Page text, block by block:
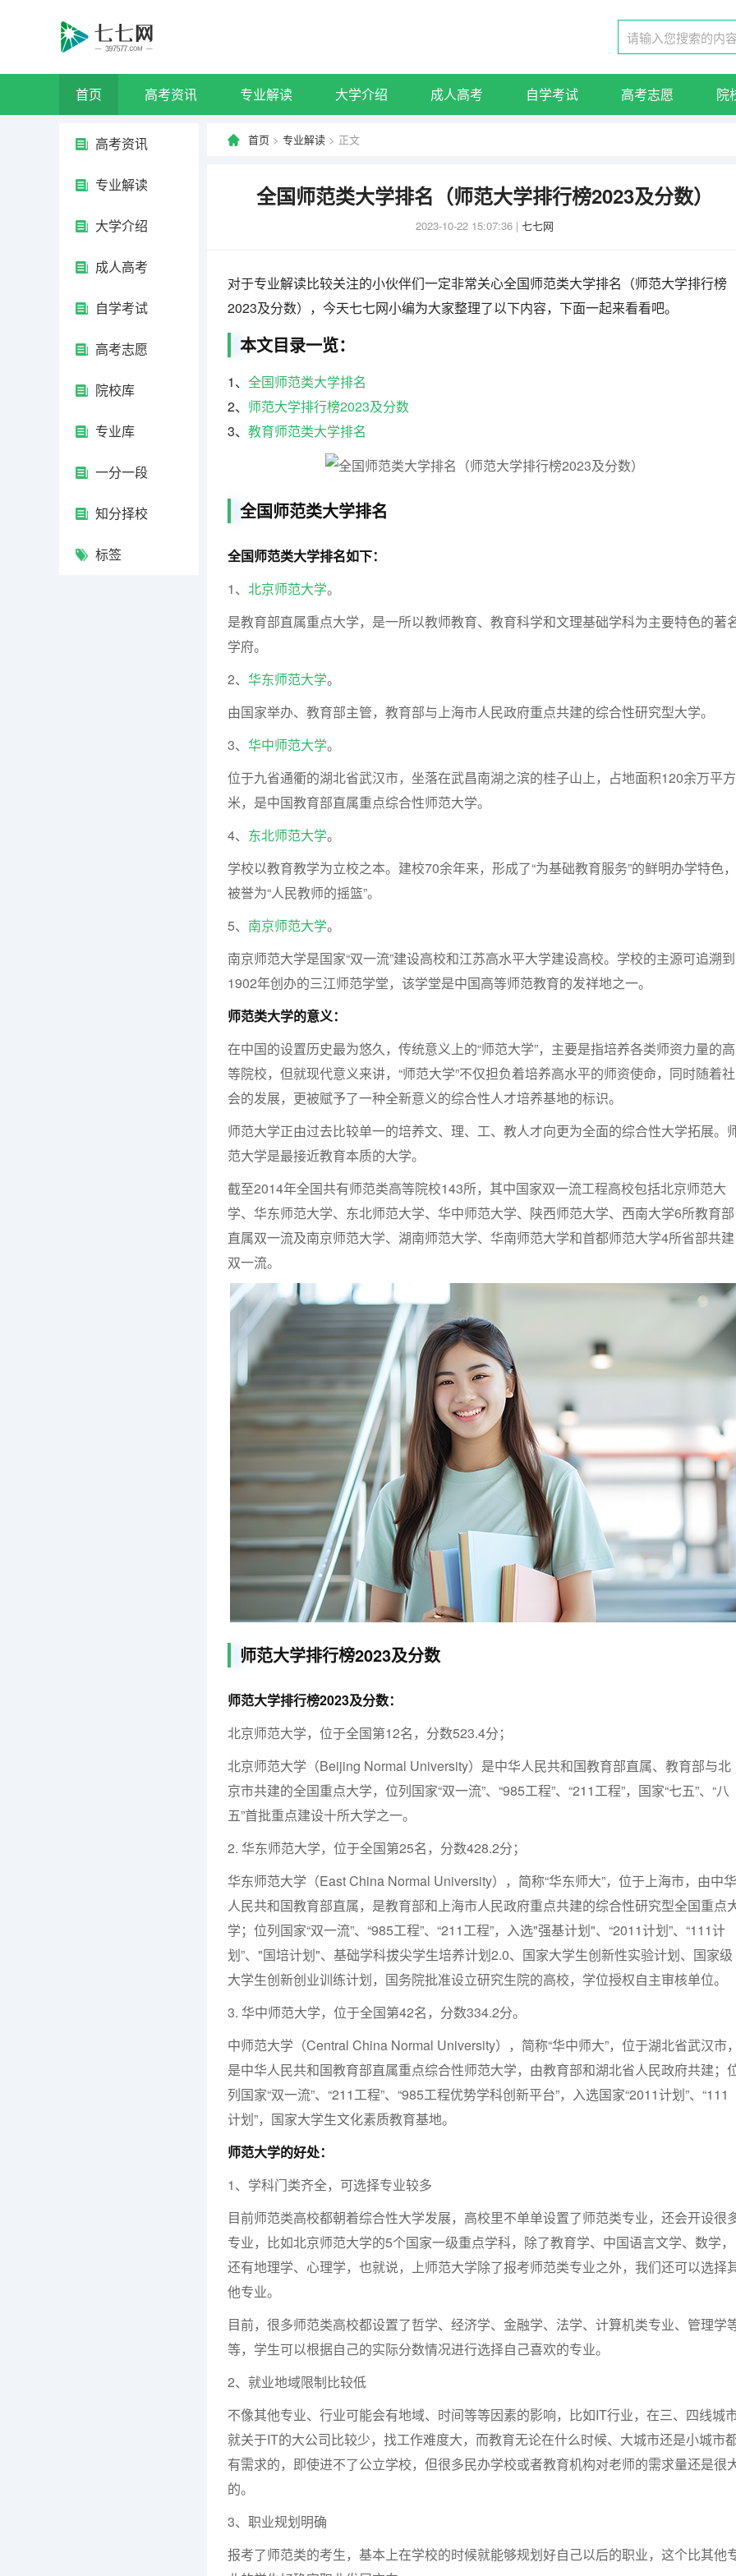
首页 高考资讯 专业解读 大学介绍 成人高考 自学考试 高考志愿 院
高考资讯
专业解读
大学介绍
成人高考
自学考试
高考志愿
院校库
专业库
一分一段
知分择校
标签
首页 > 专业解读 > 正文
全国师范类大学排名（师范大学排行榜2023及分数）
2023-10-22 15:07:36 | 七七网
对于专业解读比较关注的小伙伴们一定非常关心全国师范类大学排名（师范大学排行榜
2023及分数），今天七七网小编为大家整理了以下内容，下面一起来看看吧。
本文目录一览：
1、 全国师范类大学排名
2、 师范大学排行榜2023及分数
3、 教育师范类大学排名
全国师范类大学排名
全国师范类大学排名如下：
1、 北京师范大学。
是教育部直属重点大学，是一所以教师教育、教育科学和文理基础学科为主要特色的著
学府。
2、 华东师范大学。
由国家举办、教育部主管，教育部与上海市人民政府重点共建的综合性研究型大学。
3、 华中师范大学。
位于九省通衢的湖北省武汉市，坐落在武昌南湖之滨的桂子山上，占地面积120余万平方
米，是中国教育部直属重点综合性师范大学。
4、 东北师范大学。
学校以教育教学为立校之本。建校70余年来，形成了“为基础教育服务”的鲜明办学特色，
被誉为“人民教师的摇篮”。
5、 南京师范大学。
南京师范大学是国家“双一流”建设高校和江苏高水平大学建设高校。学校的主源可追溯到
1902年创办的三江师范学堂，该学堂是中国高等师范教育的发祥地之一。
师范类大学的意义：
在中国的设置历史最为悠久，传统意义上的“师范大学”，主要是指培养各类师资力量的高
等院校，但就现代意义来讲，“师范大学”不仅担负着培养高水平的师资使命，同时随着社
会的发展，更被赋予了一种全新意义的综合性人才培养基地的标识。
师范大学正由过去比较单一的培养文、理、工、教人才向更为全面的综合性大学拓展。
范大学是最接近教育本质的大学。
截至2014年全国共有师范类高等院校143所，其中国家双一流工程高校包括北京师范大
学、华东师范大学、东北师范大学、华中师范大学、陕西师范大学、西南大学6所教育部
直属双一流及南京师范大学、湖南师范大学、华南师范大学和首都师范大学4所省部共建
双一流。
师范大学排行榜2023及分数
师范大学排行榜2023及分数：
北京师范大学，位于全国第12名，分数523.4分；
北京师范大学（Beijing Normal University）是中华人民共和国教育部直属、教育部与北
京市共建的全国重点大学，位列国家“双一流”、“985工程”、“211工程”，国家“七五”、“八
五”首批重点建设十所大学之一。
2. 华东师范大学，位于全国第25名，分数428.2分；
华东师范大学（East China Normal University），简称“华东师大”，位于上海市，由中华
人民共和国教育部直属，是教育部和上海市人民政府重点共建的综合性研究型全国重点
学；位列国家“双一流”、“985工程”、“211工程”，入选"强基计划"、“2011计划”、“111计
划”、"国培计划"、基础学科拔尖学生培养计划2.0、国家大学生创新性实验计划、国家级
大学生创新创业训练计划，国务院批准设立研究生院的高校，学位授权自主审核单位。
3. 华中师范大学，位于全国第42名，分数334.2分。
中师范大学（Central China Normal University），简称“华中师大”，位于湖北省武汉市
是中华人民共和国教育部直属重点综合性师范大学，由教育部和湖北省人民政府共建；
列国家“双一流”、“211工程”、“985工程优势学科创新平台”，入选国家“2011计划”、“111
计划”，国家大学生文化素质教育基地。
师范大学的好处：
1、学科门类齐全，可选择专业较多
目前师范类高校都朝着综合性大学发展，高校里不单单设置了师范类专业，还会开设很
专业，比如北京师范大学的5个国家一级重点学科，除了教育学、中国语言文学、数学，
还有地理学、心理学，也就说，上师范大学除了报考师范类专业之外，我们还可以选择
他专业。
目前，很多师范类高校都设置了哲学、经济学、金融学、法学、计算机类专业、管理学
等，学生可以根据自己的实际分数情况进行选择自己喜欢的专业。
2、就业地域限制比较低
不像其他专业、行业可能会有地域、时间等等因素的影响，比如IT行业，在三、四线城
就关于IT的大公司比较少，找工作难度大，而教育无论在什么时候、大城市还是小城市
有需求的，即使进不了公立学校，但很多民办学校或者教育机构对老师的需求量还是很
的。
3、职业规划明确
报考了师范类的考生，基本上在学校的时候就能够规划好自己以后的职业，这个比其他